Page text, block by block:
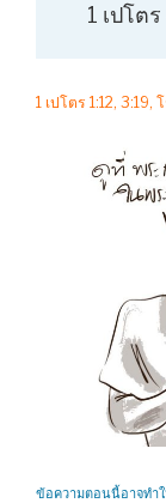
1 เปโต
1 เปโตร 1:12, 3:19,
ข้อความตอนนี้อาจทำใ